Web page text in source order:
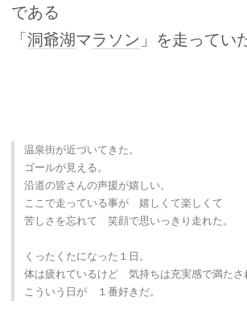
である
「 洞爺湖マラソン 」を走ってい
温泉街が近づいてきた。
ゴールが見える。
沿道の皆さんの声援が嬉しい。
ここで走っている事が 嬉しくて楽しくて
苦しさを忘れて 笑顔で思いっきり走れた。
くったくたになった１日。
体は疲れているけど 気持ちは充実感で満たさ
こういう日が １番好きだ。